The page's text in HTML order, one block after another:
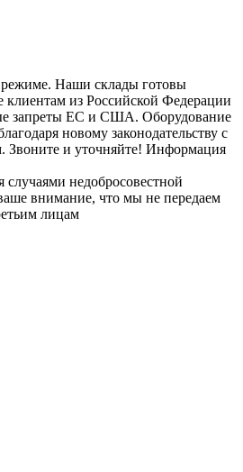
Наши склады готовы
клиентам из Российской Федерации
запреты ЕС и США. Оборудование
новому законодательству с
Звоните и уточняйте! Информация
недобросовестной
внимание, что мы не передаем
лицам